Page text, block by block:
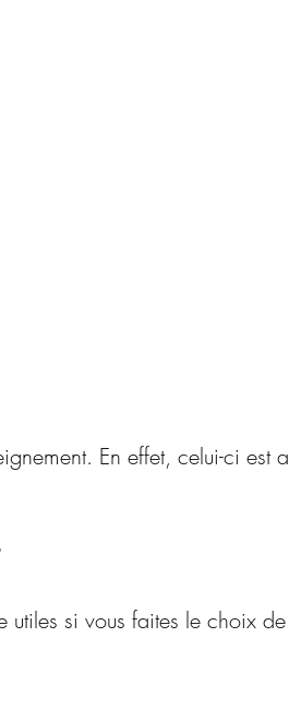
En effet, celui-ci est
utiles si vous faites le choix